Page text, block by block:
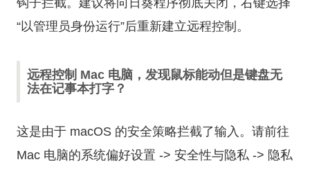
钩子拦截。建议将向日葵程序彻底关闭，右键选择
“以管理员身份运行”后重新建立远程控制。
远程控制 Mac 电脑，发现鼠标能动但是键盘无
法在记事本打字？
这是由于 macOS 的安全策略拦截了输入。请前往
Mac 电脑的系统偏好设置 -> 安全性与隐私 -> 隐私